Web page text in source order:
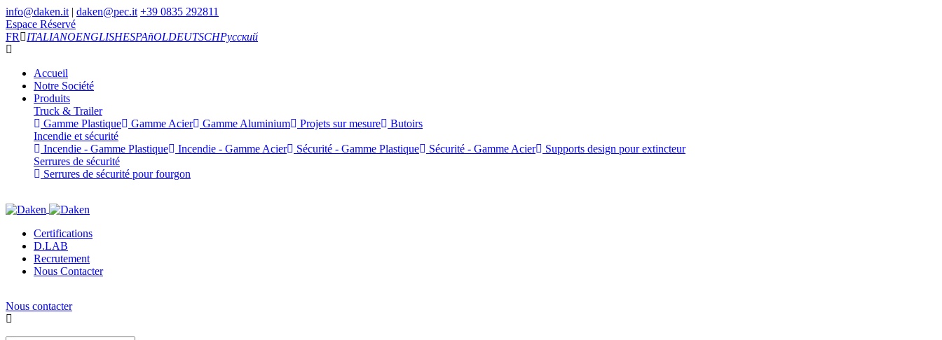
info@daken.it | daken@pec.it +39 0835 292811
Espace Réservé
FR
ITALIANOENGLISHESPAñOLDEUTSCHРусский
Accueil
Notre Société
Produits
Truck & Trailer
Gamme Plastique
Gamme Acier Gamme Aluminium Projets sur mesure
Butoirs
Incendie et sécurité
Incendie - Gamme Plastique
Incendie - Gamme Acier Sécurité - Gamme Plastique Sécurité - Gamme Acier
Supports design pour extincteur
Serrures de sécurité
Serrures de sécurité pour fourgon
Certifications
D.LAB
Recrutement
Nous Contacter
Nous contacter